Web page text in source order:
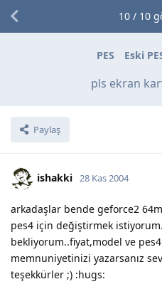
PES Eski
pls ekran
Paylaş
10/ 10
ishakki 28 Kas 2004
arkadaşlar bende geforce2
pes4 için değiştirmek
bekliyorum..fiyat,model ve
memnuniyetinizi yazarsanız
teşekkürler ;) :hugs: